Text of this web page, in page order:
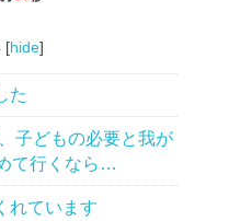
[hide]
た
子どもの必要と我が
て行くなら…
れています